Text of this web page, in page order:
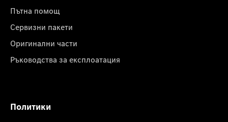
Пътна помощ
Сервизни пакети
Оригинални части
Ръководства за експлоатация
Политики